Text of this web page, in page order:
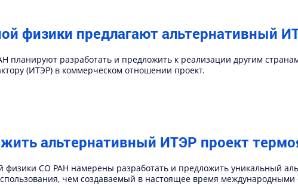
физики предлагают альтернативный
планируют разработать и предложить к реализации другим
(ИТЭР) в коммерческом отношении проект.
альтернативный ИТЭР проект
физики СО РАН намерены разработать и предложить уникальный
чем создаваемый в настоящее время